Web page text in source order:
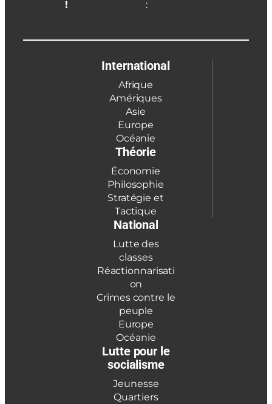
!
:
International
Afrique
Amériques
Asie
Europe
Océanie
Théorie
Économie
Philosophie
Stratégie et
Tactique
National
Lutte des
classes
Réactionnarisati
on
Crimes contre le
peuple
Europe
Océanie
Lutte pour le
socialisme
Jeunesse
Quartiers